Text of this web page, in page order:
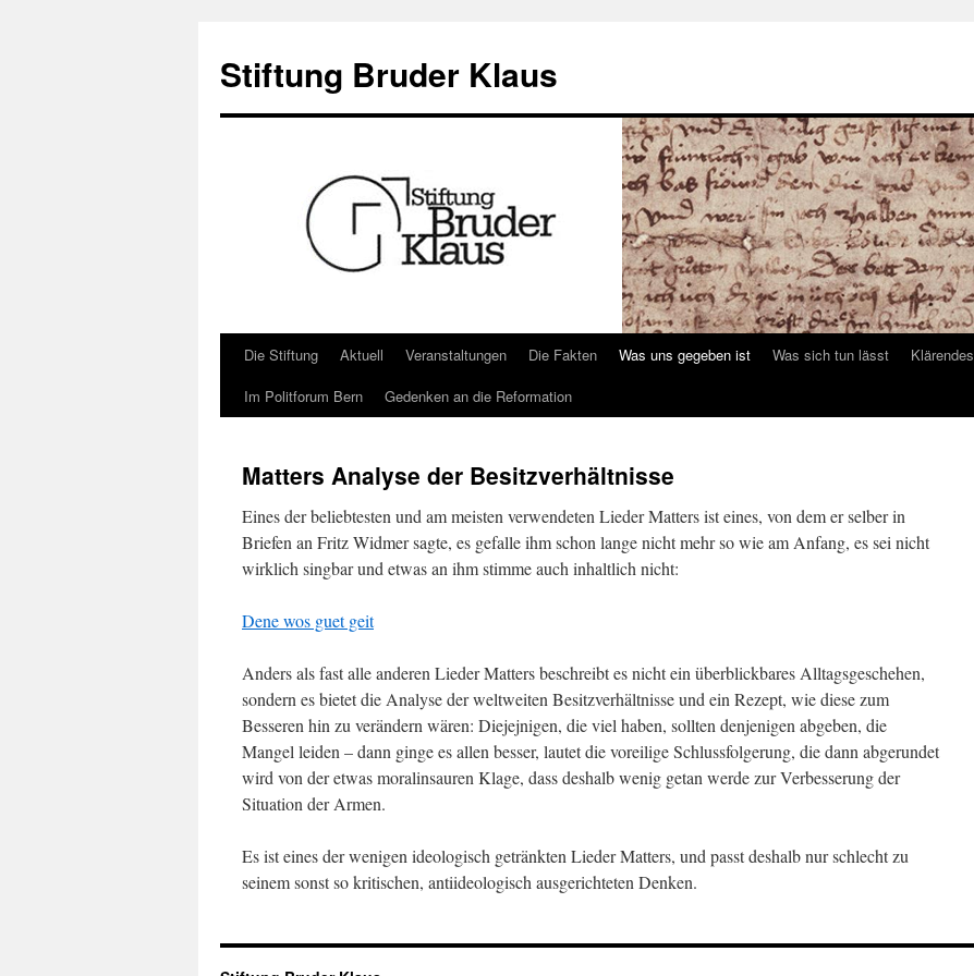
springen
Stiftung Bruder Klaus
Die Stiftung Aktuell Veranstaltungen Die Fakten Was uns gegeben ist Was sich tun lässt Klärendes
Im Politforum Bern
Gedenken an die Reformation
Matters Analyse der Besitzverhältnisse
Eines der beliebtesten und am meisten verwendeten Lieder Matters ist eines, von dem er selber in
Briefen an Fritz Widmer sagte, es gefalle ihm schon lange nicht mehr so wie am Anfang, es sei nicht
wirklich singbar und etwas an ihm stimme auch inhaltlich nicht:
Dene wos guet geit
Anders als fast alle anderen Lieder Matters beschreibt es nicht ein überblickbares Alltagsgeschehen,
sondern es bietet die Analyse der weltweiten Besitzverhältnisse und ein Rezept, wie diese zum
Besseren hin zu verändern wären: Diejejnigen, die viel haben, sollten denjenigen abgeben, die
Mangel leiden – dann ginge es allen besser, lautet die voreilige Schlussfolgerung, die dann abgerundet
wird von der etwas moralinsauren Klage, dass deshalb wenig getan werde zur Verbesserung der
Situation der Armen.
Es ist eines der wenigen ideologisch getränkten Lieder Matters, und passt deshalb nur schlecht zu
seinem sonst so kritischen, antiideologisch ausgerichteten Denken.